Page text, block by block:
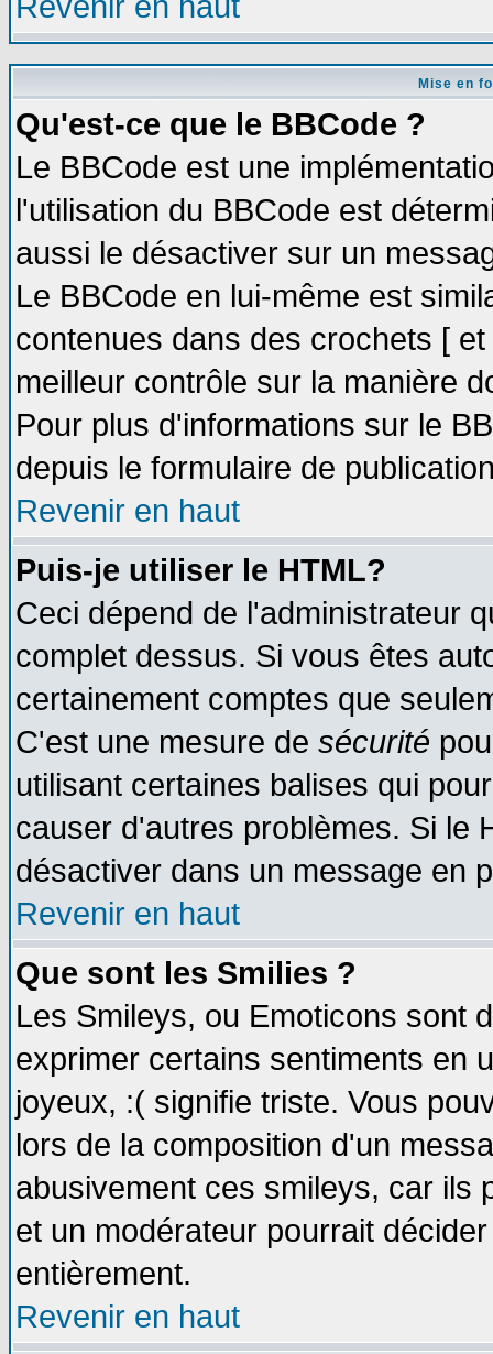
Mise en
Qu'est-ce que le BBCode ?
Le BBCode est une
l'utilisation du BBCode est
aussi le désactiver sur un
Le BBCode en lui-même est
contenues dans des crochets [
meilleur contrôle sur la manière
Pour plus d'informations sur le
depuis le formulaire de
Revenir en haut
Puis-je utiliser le HTML?
Ceci dépend de l'administrateur
complet dessus. Si vous êtes
certainement comptes que
C'est une mesure de sécurité
utilisant certaines balises qui
causer d'autres problèmes. Si le
désactiver dans un message en
Revenir en haut
Que sont les Smilies ?
Les Smileys, ou Emoticons sont
exprimer certains sentiments en
joyeux, :( signifie triste. Vous
lors de la composition d'un
abusivement ces smileys, car ils
et un modérateur pourrait
entièrement.
Revenir en haut